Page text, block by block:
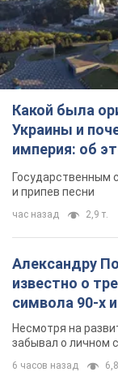
Какой была
Украины и
империя: об
Государственным
и припев песни
час назад 2,9 т.
Александру
известно о
символа 90-х
Несмотря на
забывал о личном
6 часов назад